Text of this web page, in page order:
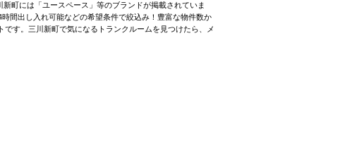
町には「ユースペース」等のブランドが掲載されていま
間出し入れ可能などの希望条件で絞込み！豊富な物件数か
す。三川新町で気になるトランクルームを見つけたら、メ